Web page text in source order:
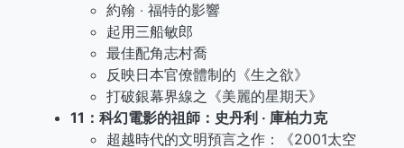
約翰 ‧ 福特的影響
起用三船敏郎
最佳配角志村喬
反映日本官僚體制的《生之欲》
打破銀幕界線之《美麗的星期天》
11：科幻電影的祖師：史丹利 ‧ 庫柏力克
超越時代的文明預言之作：《2001太空